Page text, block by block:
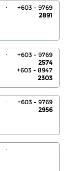
.
+603 - 9769
2891
.
+603 - 9769
2574
+603 - 8947
2303
.
+603 - 9769
2956
.